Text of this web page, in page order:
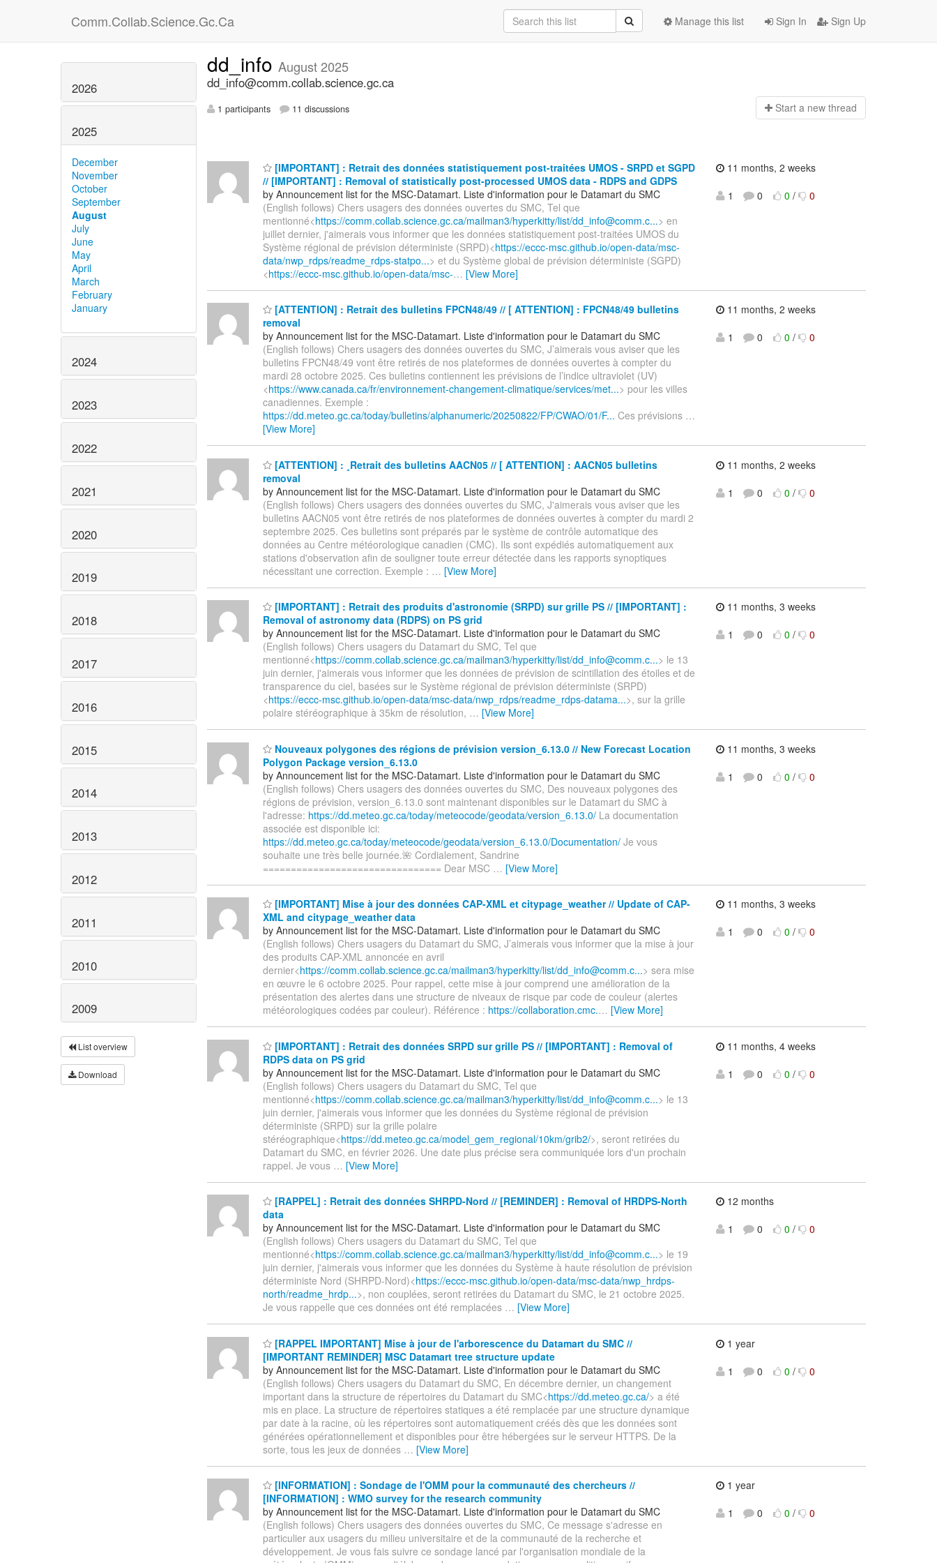
Comm.Collab.Science.Gc.Ca Sign In Sign Up
Manage this list
2026
2025
December
November
October
September
August
July
June
May
April
March
February
January
2024
2023
2022
2021
2020
2019
2018
2017
2016
2015
2014
2013
2012
2011
2010
2009
List overview
Download
dd_info August 2025
dd_info@comm.collab.science.gc.ca
1 participants 11 discussions Start a new thread
[IMPORTANT] : Retrait des données statistiquement post-traitées UMOS - SRPD et SGPD
// [IMPORTANT] : Removal of statistically post-processed UMOS data - RDPS and GDPS
by Announcement list for the MSC-Datamart. Liste d'information pour le Datamart du SMC
(English follows) Chers usagers des données ouvertes du SMC, Tel que
mentionné<https://comm.collab.science.gc.ca/mailman3/hyperkitty/list/dd_info@comm.c...> en
juillet dernier, j'aimerais vous informer que les données statistiquement post-traitées UMOS du
Système régional de prévision déterministe (SRPD)<https://eccc-msc.github.io/open-data/msc-
data/nwp_rdps/readme_rdps-statpo...> et du Système global de prévision déterministe (SGPD)
<https://eccc-msc.github.io/open-data/msc-… [View More]
11 months, 2 weeks
1
0 0 / 0
[ATTENTION] : Retrait des bulletins FPCN48/49 // [ ATTENTION] : FPCN48/49 bulletins
removal
by Announcement list for the MSC-Datamart. Liste d'information pour le Datamart du SMC
(English follows) Chers usagers des données ouvertes du SMC, J’aimerais vous aviser que les
bulletins FPCN48/49 vont être retirés de nos plateformes de données ouvertes à compter du
mardi 28 octobre 2025. Ces bulletins contiennent les prévisions de l’indice ultraviolet (UV)
<https://www.canada.ca/fr/environnement-changement-climatique/services/met...> pour les villes
canadiennes. Exemple :
https://dd.meteo.gc.ca/today/bulletins/alphanumeric/20250822/FP/CWAO/01/F... Ces prévisions …
[View More]
11 months, 2 weeks
1
0 0 / 0
[ATTENTION] : ¸Retrait des bulletins AACN05 // [ ATTENTION] : AACN05 bulletins
removal
by Announcement list for the MSC-Datamart. Liste d'information pour le Datamart du SMC
(English follows) Chers usagers des données ouvertes du SMC, J'aimerais vous aviser que les
bulletins AACN05 vont être retirés de nos plateformes de données ouvertes à compter du mardi 2
septembre 2025. Ces bulletins sont préparés par le système de contrôle automatique des
données au Centre météorologique canadien (CMC). Ils sont expédiés automatiquement aux
stations d'observation afin de souligner toute erreur détectée dans les rapports synoptiques
nécessitant une correction. Exemple : … [View More]
11 months, 2 weeks
1
0 0 / 0
[IMPORTANT] : Retrait des produits d'astronomie (SRPD) sur grille PS // [IMPORTANT] :
Removal of astronomy data (RDPS) on PS grid
by Announcement list for the MSC-Datamart. Liste d'information pour le Datamart du SMC
(English follows) Chers usagers du Datamart du SMC, Tel que
mentionné<https://comm.collab.science.gc.ca/mailman3/hyperkitty/list/dd_info@comm.c...> le 13
juin dernier, j'aimerais vous informer que les données de prévision de scintillation des étoiles et de
transparence du ciel, basées sur le Système régional de prévision déterministe (SRPD)
<https://eccc-msc.github.io/open-data/msc-data/nwp_rdps/readme_rdps-datama...>, sur la grille
polaire stéréographique à 35km de résolution, … [View More]
11 months, 3 weeks
1
0 0 / 0
Nouveaux polygones des régions de prévision version_6.13.0 // New Forecast Location
Polygon Package version_6.13.0
by Announcement list for the MSC-Datamart. Liste d'information pour le Datamart du SMC
(English follows) Chers usagers des données ouvertes du SMC, Des nouveaux polygones des
régions de prévision, version_6.13.0 sont maintenant disponibles sur le Datamart du SMC à
l'adresse: https://dd.meteo.gc.ca/today/meteocode/geodata/version_6.13.0/ La documentation
associée est disponible ici:
https://dd.meteo.gc.ca/today/meteocode/geodata/version_6.13.0/Documentation/ Je vous
souhaite une très belle journée.🌺 Cordialement, Sandrine
================================ Dear MSC … [View More]
11 months, 3 weeks
1
0 0 / 0
[IMPORTANT] Mise à jour des données CAP-XML et citypage_weather // Update of CAP-
XML and citypage_weather data
by Announcement list for the MSC-Datamart. Liste d'information pour le Datamart du SMC
(English follows) Chers usagers du Datamart du SMC, J’aimerais vous informer que la mise à jour
des produits CAP-XML annoncée en avril
dernier<https://comm.collab.science.gc.ca/mailman3/hyperkitty/list/dd_info@comm.c...> sera mise
en œuvre le 6 octobre 2025. Pour rappel, cette mise à jour comprend une amélioration de la
présentation des alertes dans une structure de niveaux de risque par code de couleur (alertes
météorologiques codées par couleur). Référence : https://collaboration.cmc.… [View More]
11 months, 3 weeks
1
0 0 / 0
[IMPORTANT] : Retrait des données SRPD sur grille PS // [IMPORTANT] : Removal of
RDPS data on PS grid
by Announcement list for the MSC-Datamart. Liste d'information pour le Datamart du SMC
(English follows) Chers usagers du Datamart du SMC, Tel que
mentionné<https://comm.collab.science.gc.ca/mailman3/hyperkitty/list/dd_info@comm.c...> le 13
juin dernier, j'aimerais vous informer que les données du Système régional de prévision
déterministe (SRPD) sur la grille polaire
stéréographique<https://dd.meteo.gc.ca/model_gem_regional/10km/grib2/>, seront retirées du
Datamart du SMC, en février 2026. Une date plus précise sera communiquée lors d'un prochain
rappel. Je vous … [View More]
11 months, 4 weeks
1
0 0 / 0
[RAPPEL] : Retrait des données SHRPD-Nord // [REMINDER] : Removal of HRDPS-North
data
by Announcement list for the MSC-Datamart. Liste d'information pour le Datamart du SMC
(English follows) Chers usagers du Datamart du SMC, Tel que
mentionné<https://comm.collab.science.gc.ca/mailman3/hyperkitty/list/dd_info@comm.c...> le 19
juin dernier, j'aimerais vous informer que les données du Système à haute résolution de prévision
déterministe Nord (SHRPD-Nord)<https://eccc-msc.github.io/open-data/msc-data/nwp_hrdps-
north/readme_hrdp...>, non couplées, seront retirées du Datamart du SMC, le 21 octobre 2025.
Je vous rappelle que ces données ont été remplacées … [View More]
12 months
1
0 0 / 0
[RAPPEL IMPORTANT] Mise à jour de l'arborescence du Datamart du SMC //
[IMPORTANT REMINDER] MSC Datamart tree structure update
by Announcement list for the MSC-Datamart. Liste d'information pour le Datamart du SMC
(English follows) Chers usagers du Datamart du SMC, En décembre dernier, un changement
important dans la structure de répertoires du Datamart du SMC<https://dd.meteo.gc.ca/> a été
mis en place. La structure de répertoires statiques a été remplacée par une structure dynamique
par date à la racine, où les répertoires sont automatiquement créés dès que les données sont
générées opérationnellement et disponibles pour être hébergées sur le serveur HTTPS. De la
sorte, tous les jeux de données … [View More]
1 year
1
0 0 / 0
[INFORMATION] : Sondage de l'OMM pour la communauté des chercheurs //
[INFORMATION] : WMO survey for the research community
by Announcement list for the MSC-Datamart. Liste d'information pour le Datamart du SMC
(English follows) Chers usagers des données ouvertes du SMC, Ce message s'adresse en
particulier aux usagers du milieu universitaire et de la communauté de la recherche et
développement. Je vous fais suivre ce sondage lancé par l'organisation mondiale de la
1 year
1
0 0 / 0